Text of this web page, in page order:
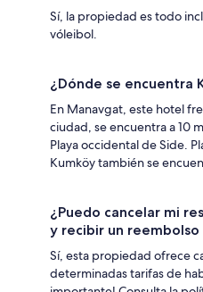
Sí, la propiedad es todo
vóleibol.
¿Dónde se encuentra
En Manavgat, este hotel
ciudad, se encuentra a 10
Playa occidental de Side.
Kumköy también se
¿Puedo cancelar mi
y recibir un
Sí, esta propiedad ofrece
determinadas tarifas de